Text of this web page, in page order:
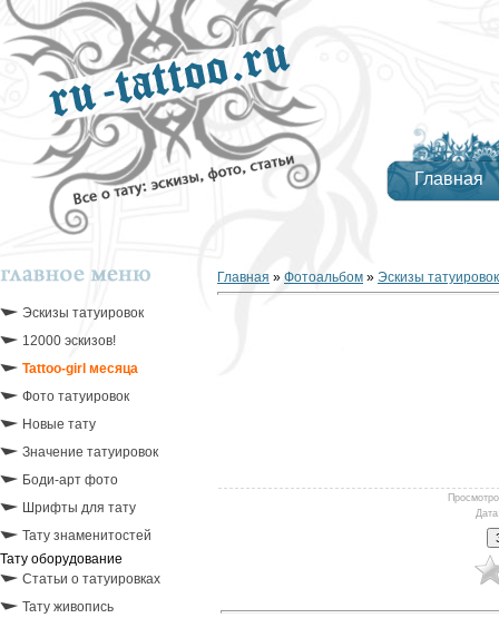
Главная
Эскизы татуировок
12000 эскизов!
Tattoo-girl месяца
Фото татуировок
Новые тату
Значение татуировок
Боди-арт фото
Шрифты для тату
Тату знаменитостей
Тату оборудование
Статьи о татуировках
Тату живопись
Главная » Фотоальбом » Эскизы татуировок
Дата